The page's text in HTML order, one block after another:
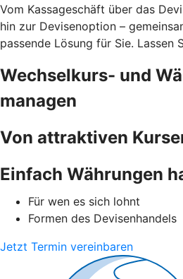
Vom Kassageschäft über das
hin zur Devisenoption –
passende Lösung für Sie. Lassen
Wechselkurs- und
managen
Von attraktiven
Einfach Währungen
Für wen es sich lohnt
Formen des Devisenhandels
Jetzt Termin vereinbaren